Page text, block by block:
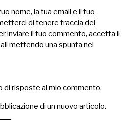
nome, la tua email e il tuo
di tenere traccia dei
inviare il tuo commento, accetta il
mettendo una spunta nel
di risposte al mio commento.
di un nuovo articolo.